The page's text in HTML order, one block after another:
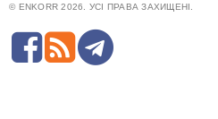
© ENKORR 2026. УСІ ПРАВА ЗАХИЩЕНІ.